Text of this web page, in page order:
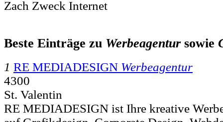
Zach Zweck Internet
Beste Einträge zu Werbeagentursowie
1 RE MEDIADESIGN Werbeagentur
4300
St. Valentin
RE MEDIADESIGN ist Ihre kreative